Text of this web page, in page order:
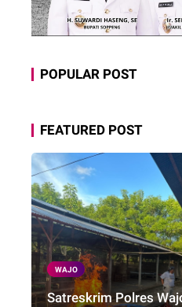
POPULAR POST
FEATURED POST
WAJO
Satreskrim Polres